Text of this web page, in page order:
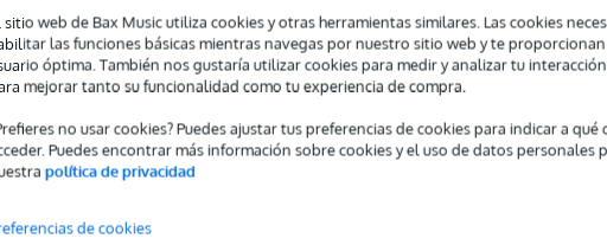
sitio web de Bax Music utiliza cookies y otras herramientas similares. Las cookies
las funciones básicas mientras navegas por nuestro sitio web y te
óptima. También nos gustaría utilizar cookies para medir y analizar tu
mejorar tanto su funcionalidad como tu experiencia de compra.
no usar cookies? Puedes ajustar tus preferencias de cookies para indicar a
Puedes encontrar más información sobre cookies y el uso de datos personales
política de privacidad
de cookies
Organic Select Jazz para saxofón tenor ofrecen una excelente
cañas están diseñadas para una máxima articulación y flexibilidad, ideal para
que requieren precisión. Disponibles en diferentes grosores (blando, medio y
una alineación óptima con la boquilla. El paquete contiene 5 cañas, selladas